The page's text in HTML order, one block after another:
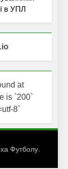
в УПЛ
at
is `200`
8`
Футболу.